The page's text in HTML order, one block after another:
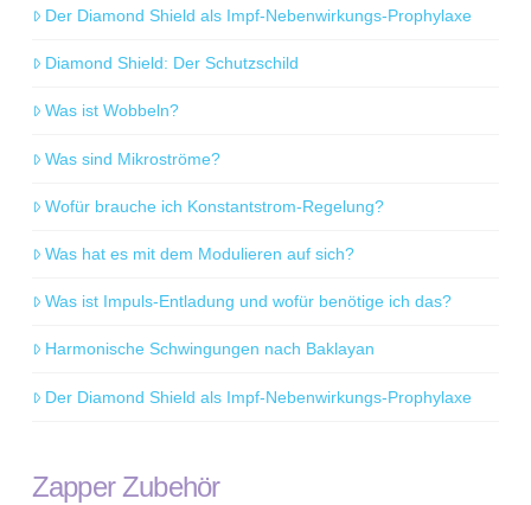
Der Diamond Shield als Impf-Nebenwirkungs-Prophylaxe
Diamond Shield: Der Schutzschild
Was ist Wobbeln?
Was sind Mikroströme?
Wofür brauche ich Konstantstrom-Regelung?
Was hat es mit dem Modulieren auf sich?
Was ist Impuls-Entladung und wofür benötige ich das?
Harmonische Schwingungen nach Baklayan
Der Diamond Shield als Impf-Nebenwirkungs-Prophylaxe
Zapper Zubehör